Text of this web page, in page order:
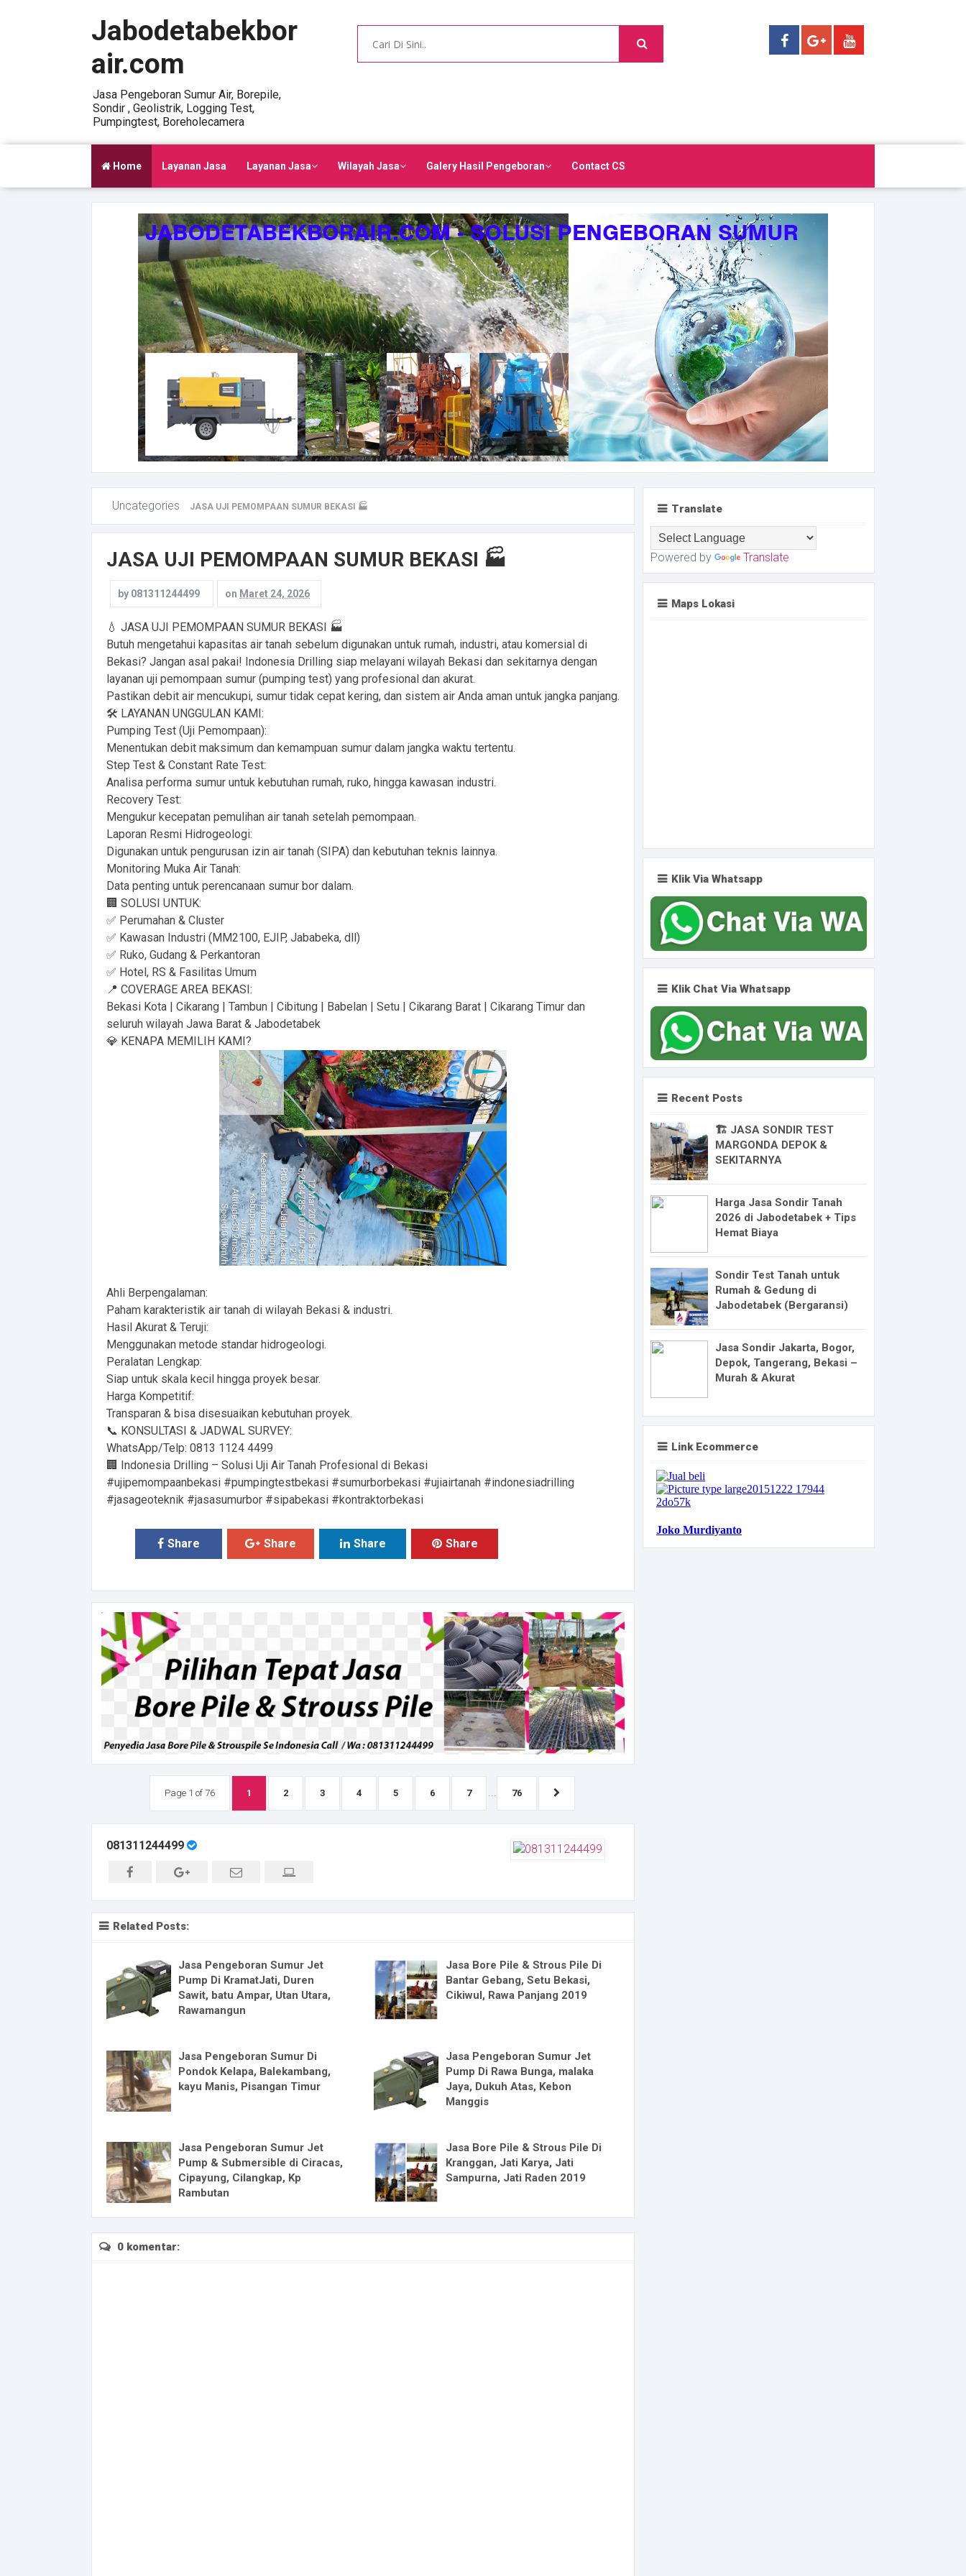
Jabodetabekbor
air.com
Jasa Pengeboran Sumur Air, Borepile,
Sondir , Geolistrik, Logging Test,
Pumpingtest, Boreholecamera
Home Layanan Jasa Layanan Jasa Wilayah Jasa Galery Hasil Pengeboran Contact CS
Uncategories JASA UJI PEMOMPAAN SUMUR BEKASI 🏭
JASA UJI PEMOMPAAN SUMUR BEKASI 🏭
by 081311244499 on Maret 24, 2026
💧 JASA UJI PEMOMPAAN SUMUR BEKASI 🏭
Butuh mengetahui kapasitas air tanah sebelum digunakan untuk rumah, industri, atau komersial di
Bekasi? Jangan asal pakai! Indonesia Drilling siap melayani wilayah Bekasi dan sekitarnya dengan
layanan uji pemompaan sumur (pumping test) yang profesional dan akurat.
Pastikan debit air mencukupi, sumur tidak cepat kering, dan sistem air Anda aman untuk jangka panjang.
🛠️ LAYANAN UNGGULAN KAMI:
Pumping Test (Uji Pemompaan):
Menentukan debit maksimum dan kemampuan sumur dalam jangka waktu tertentu.
Step Test & Constant Rate Test:
Analisa performa sumur untuk kebutuhan rumah, ruko, hingga kawasan industri.
Recovery Test:
Mengukur kecepatan pemulihan air tanah setelah pemompaan.
Laporan Resmi Hidrogeologi:
Digunakan untuk pengurusan izin air tanah (SIPA) dan kebutuhan teknis lainnya.
Monitoring Muka Air Tanah:
Data penting untuk perencanaan sumur bor dalam.
🏢 SOLUSI UNTUK:
✅ Perumahan & Cluster
✅ Kawasan Industri (MM2100, EJIP, Jababeka, dll)
✅ Ruko, Gudang & Perkantoran
✅ Hotel, RS & Fasilitas Umum
📍 COVERAGE AREA BEKASI:
Bekasi Kota | Cikarang | Tambun | Cibitung | Babelan | Setu | Cikarang Barat | Cikarang Timur dan
seluruh wilayah Jawa Barat & Jabodetabek
💎 KENAPA MEMILIH KAMI?
Ahli Berpengalaman:
Paham karakteristik air tanah di wilayah Bekasi & industri.
Hasil Akurat & Teruji:
Menggunakan metode standar hidrogeologi.
Peralatan Lengkap:
Siap untuk skala kecil hingga proyek besar.
Harga Kompetitif:
Transparan & bisa disesuaikan kebutuhan proyek.
📞 KONSULTASI & JADWAL SURVEY:
WhatsApp/Telp: 0813 1124 4499
🏢 Indonesia Drilling – Solusi Uji Air Tanah Profesional di Bekasi
#ujipemompaanbekasi #pumpingtestbekasi #sumurborbekasi #ujiairtanah #indonesiadrilling
#jasageoteknik #jasasumurbor #sipabekasi #kontraktorbekasi
Share Share Share Share
Page 1 of 76 1 2 3 4 5 6 7 76
081311244499
Related Posts:
Jasa Pengeboran Sumur Jet
Pump Di KramatJati, Duren
Sawit, batu Ampar, Utan Utara,
Rawamangun
Jasa Bore Pile & Strous Pile Di
Bantar Gebang, Setu Bekasi,
Cikiwul, Rawa Panjang 2019
Jasa Pengeboran Sumur Di
Pondok Kelapa, Balekambang,
kayu Manis, Pisangan Timur
Jasa Pengeboran Sumur Jet
Pump Di Rawa Bunga, malaka
Jaya, Dukuh Atas, Kebon
Manggis
Jasa Pengeboran Sumur Jet
Pump & Submersible di Ciracas,
Cipayung, Cilangkap, Kp
Rambutan
Jasa Bore Pile & Strous Pile Di
Kranggan, Jati Karya, Jati
Sampurna, Jati Raden 2019
0 komentar:
Translate
Powered by Translate
Maps Lokasi
Klik Via Whatsapp
Klik Chat Via Whatsapp
Recent Posts
🏗️ JASA SONDIR TEST
MARGONDA DEPOK &
SEKITARNYA
Harga Jasa Sondir Tanah
2026 di Jabodetabek + Tips
Hemat Biaya
Sondir Test Tanah untuk
Rumah & Gedung di
Jabodetabek (Bergaransi)
Jasa Sondir Jakarta, Bogor,
Depok, Tangerang, Bekasi –
Murah & Akurat
Link Ecommerce